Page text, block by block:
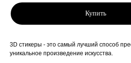
Купить
3D стикеры - это самый лучший способ
уникальное произведение искусства.